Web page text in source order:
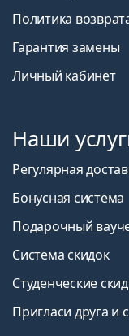
Политика
Гарантия замены
Личный кабинет
Наши
Регулярная
Бонусная система
Подарочный
Система скидок
Студенческие
Пригласи друга и